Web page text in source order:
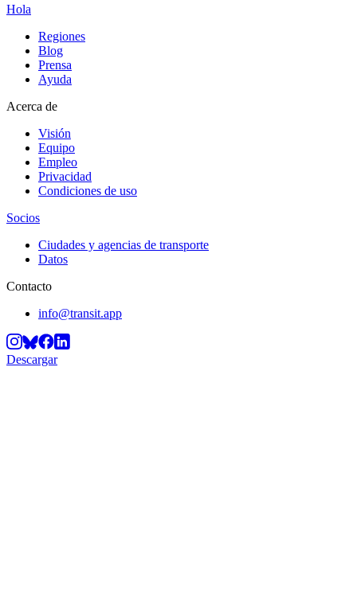
Hola
Regiones
Blog
Prensa
Ayuda
Acerca de
Visión
Equipo
Empleo
Privacidad
Condiciones de uso
Socios
Ciudades y agencias de transporte
Datos
Contacto
info@transit.app
Descargar